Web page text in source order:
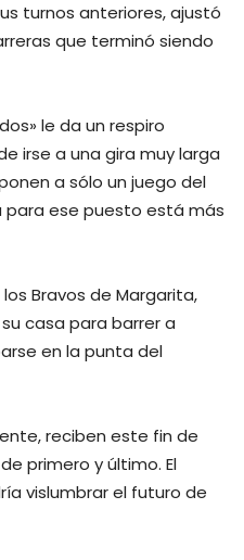
turnos anteriores, ajustó
que terminó siendo
le da un respiro
irse a una gira muy larga
a sólo un juego del
para ese puesto está más
Bravos de Margarita,
casa para barrer a
en la punta del
reciben este fin de
primero y último. El
vislumbrar el futuro de